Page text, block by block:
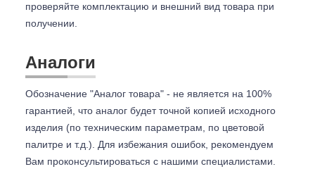
проверяйте комплектацию и внешний вид товара при
получении.
Аналоги
Обозначение "Аналог товара" - не является на 100%
гарантией, что аналог будет точной копией исходного
изделия (по техническим параметрам, по цветовой
палитре и т.д.). Для избежания ошибок, рекомендуем
Вам проконсультироваться с нашими специалистами.